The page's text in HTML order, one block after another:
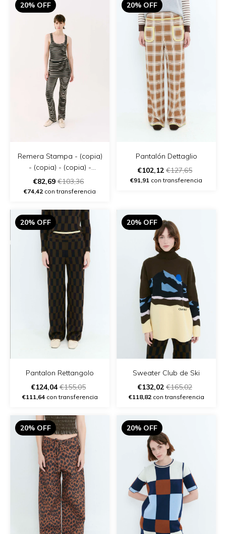
20% OFF
Remera Stampa - (copia)
- (copia) - (copia) -
(copia) - (copia) - (copia)
€82,69 €103,36
€74,42 con transferencia
20% OFF
Pantalón Dettaglio
€102,12 €127,65
€91,91 con transferencia
20% OFF
Pantalon Rettangolo
€124,04€155,05
€111,64con transferencia
20% OFF
Sweater Club de Ski
€132,02 €165,02
€118,82con transferencia
20% OFF 20% OFF